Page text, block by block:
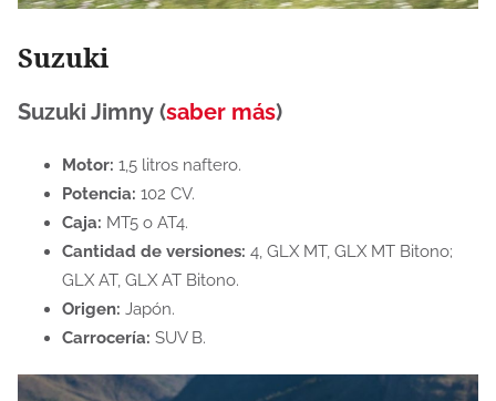
Suzuki
Suzuki Jimny (saber más)
Motor: 1,5 litros naftero.
Potencia: 102 CV.
Caja: MT5 o AT4.
Cantidad de versiones: 4, GLX MT, GLX MT Bitono;
GLX AT, GLX AT Bitono.
Origen: Japón.
Carrocería: SUV B.